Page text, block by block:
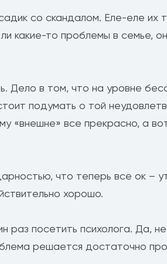
со скандалом. Еле-еле их
какие-то проблемы в семье,
Дело в том, что на уровне
подумать о той
«внешне» все прекрасно, а
что теперь все ок –
хорошо.
посетить психолога. Да,
решается достаточно